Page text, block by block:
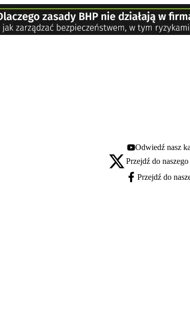
Youtube - otwiera się w
Odwiedź nasz
X - otwiera się w nowej karcie
Przejdź do
Facebook - otwiera się w
Przejdź do